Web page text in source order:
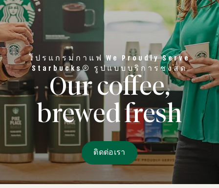
โปรแกรมกาแฟ We Proudly Serve
Starbucks® รูปแบบบริการชงสด
Our coffee,
brewed fresh
ติดต่อเรา